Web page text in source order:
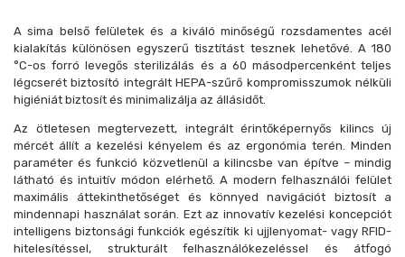
A sima belső felületek és a kiváló minőségű rozsdamentes acél
kialakítás különösen egyszerű tisztítást tesznek lehetővé. A 180
°C-os forró levegős sterilizálás és a 60 másodpercenként teljes
légcserét biztosító integrált HEPA-szűrő kompromisszumok nélküli
higiéniát biztosít és minimalizálja az állásidőt.
Az ötletesen megtervezett, integrált érintőképernyős kilincs új
mércét állít a kezelési kényelem és az ergonómia terén. Minden
paraméter és funkció közvetlenül a kilincsbe van építve – mindig
látható és intuitív módon elérhető. A modern felhasználói felület
maximális áttekinthetőséget és könnyed navigációt biztosít a
mindennapi használat során. Ezt az innovatív kezelési koncepciót
intelligens biztonsági funkciók egészítik ki ujjlenyomat- vagy RFID-
hitelesítéssel, strukturált felhasználókezeléssel és átfogó